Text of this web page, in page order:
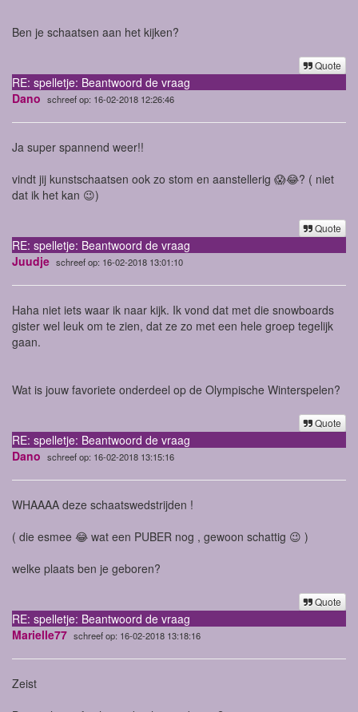
Ben je schaatsen aan het kijken?
Quote
RE: spelletje: Beantwoord de vraag
Dano schreef op: 16-02-2018 12:26:46
Ja super spannend weer!!
vindt jij kunstschaatsen ook zo stom en aanstellerig 😱😂? ( niet
dat ik het kan 😉)
Quote
RE: spelletje: Beantwoord de vraag
Juudje schreef op: 16-02-2018 13:01:10
Haha niet iets waar ik naar kijk. Ik vond dat met die snowboards
gister wel leuk om te zien, dat ze zo met een hele groep tegelijk
gaan.
Wat is jouw favoriete onderdeel op de Olympische Winterspelen?
Quote
RE: spelletje: Beantwoord de vraag
Dano schreef op: 16-02-2018 13:15:16
WHAAAA deze schaatswedstrijden !
( die esmee 😂 wat een PUBER nog , gewoon schattig 😉 )
welke plaats ben je geboren?
Quote
RE: spelletje: Beantwoord de vraag
Marielle77 schreef op: 16-02-2018 13:18:16
Zeist